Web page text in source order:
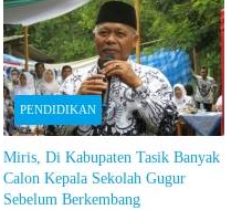
PENDIDIKAN
Miris, Di Kabupaten Tasik Banyak
Calon Kepala Sekolah Gugur
Sebelum Berkembang